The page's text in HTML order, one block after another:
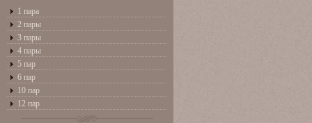
1 пара
2 пары
3 пары
4 пары
5 пар
6 пар
10 пар
12 пар